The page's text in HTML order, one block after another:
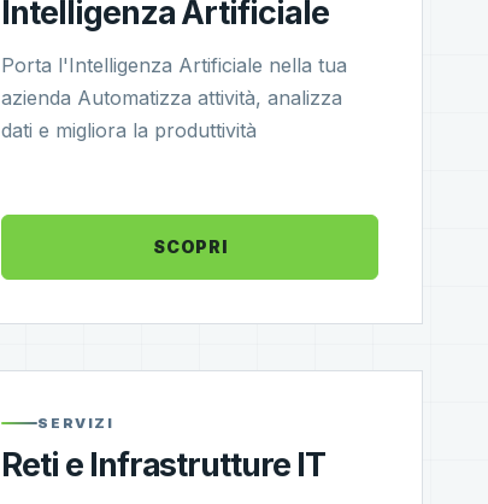
Intelligenza Artificiale
Porta l'Intelligenza Artificiale nella tua
azienda Automatizza attività, analizza
dati e migliora la produttività
SCOPRI
SERVIZI
Reti e Infrastrutture IT